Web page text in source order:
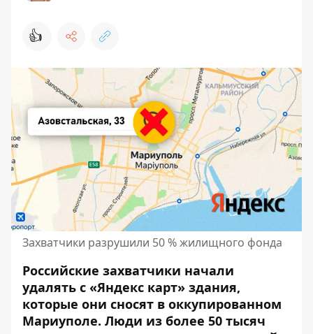
👍
Захватчики разрушили 50 % жилищного фонда
Российские захватчики начали
удалять с «Яндекс карт» здания,
которые они сносят в оккупированном
Мариуполе. Люди из более 50 тысяч